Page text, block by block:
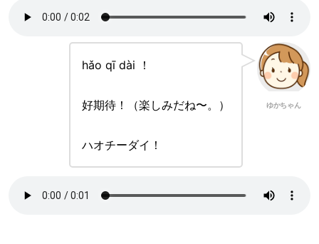
ゆかちゃん
hǎo qī dài ！
好期待！（楽しみだね〜。）
ハオチーダイ！